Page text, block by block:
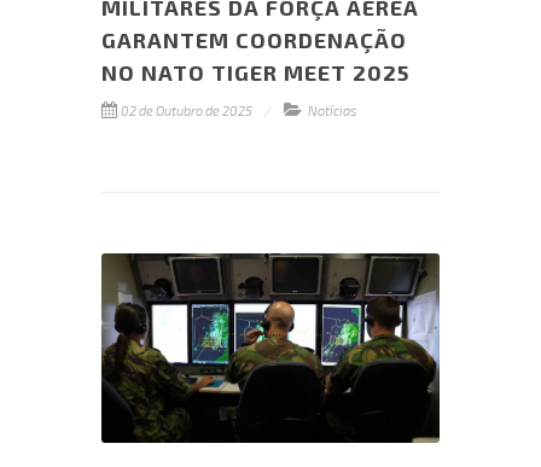
MILITARES DA FORÇA AÉREA
GARANTEM COORDENAÇÃO
NO NATO TIGER MEET 2025
02 de Outubro de 2025 Notícias